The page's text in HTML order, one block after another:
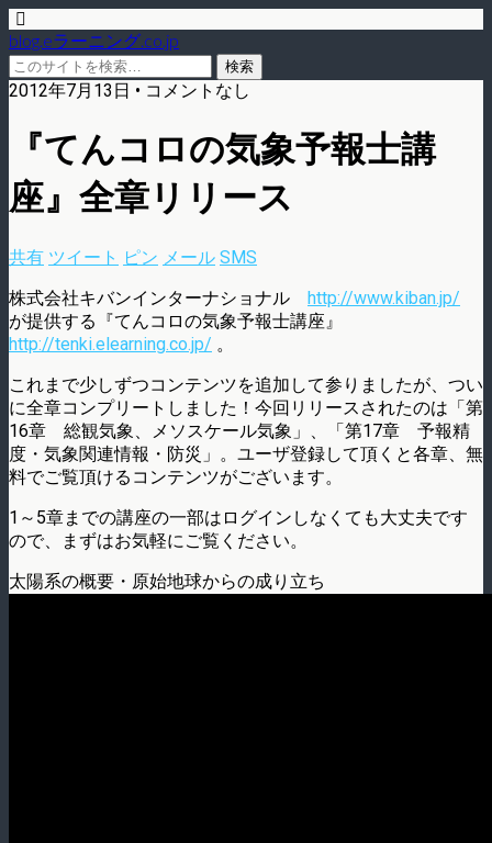
blog.eラーニング.co.jp
2012年7月13日 • コメントなし
『てんコロの気象予報士講
座』全章リリース
共有 ツイート ピン メール SMS
株式会社キバンインターナショナル http://www.kiban.jp/
が提供する『てんコロの気象予報士講座』
http://tenki.elearning.co.jp/ 。
これまで少しずつコンテンツを追加して参りましたが、つい
に全章コンプリートしました！今回リリースされたのは「第
16章 総観気象、メソスケール気象」、「第17章 予報精
度・気象関連情報・防災」。ユーザ登録して頂くと各章、無
料でご覧頂けるコンテンツがございます。
1～5章までの講座の一部はログインしなくても大丈夫です
ので、まずはお気軽にご覧ください。
太陽系の概要・原始地球からの成り立ち